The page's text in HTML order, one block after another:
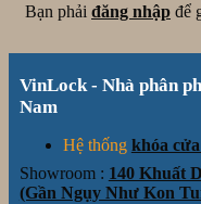
Bạn phải đăng nhập để
VinLock - Nhà phân
Nam
Hệ thống khóa
Showroom : 140 Khuất
(Gần Ngụy Như Kon